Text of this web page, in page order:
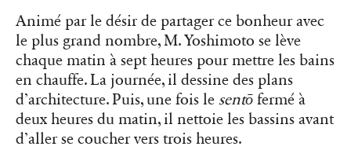
Animé par le désir de partager ce bonheur avec
le plus grand nombre, M. Yoshimoto se lève
chaque matin à sept heures pour mettre les bains
en chauffe. La journée, il dessine des plans
d’architecture. Puis, une fois le sentō fermé à
deux heures du matin, il nettoie les bassins avant
d’aller se coucher vers trois heures.